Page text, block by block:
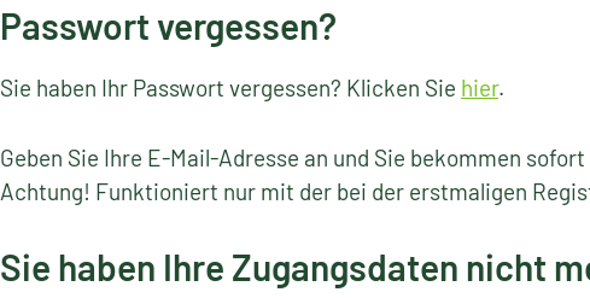
Passwort vergessen?
Sie haben Ihr Passwort vergessen? Klicken Sie hier.
Geben Sie Ihre E-Mail-Adresse an und Sie bekommen
Achtung! Funktioniert nur mit der bei der erstmaligen
Sie haben Ihre Zugangsdaten nicht